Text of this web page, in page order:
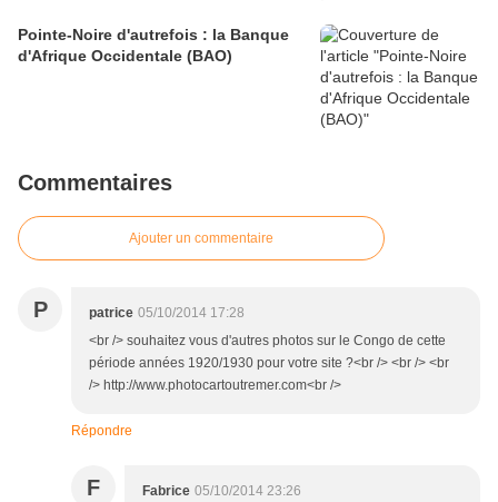
Pointe-Noire d'autrefois : la Banque
d'Afrique Occidentale (BAO)
Commentaires
Ajouter un commentaire
P patrice 05/10/2014 17:28
<br /> souhaitez vous d'autres photos sur le Congo de cette
période années 1920/1930 pour votre site ?<br /> <br /> <br
/> http://www.photocartoutremer.com<br />
Répondre
F Fabrice 05/10/2014 23:26